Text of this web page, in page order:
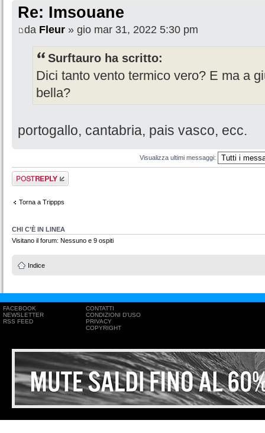
Re: Imsouane
da Fleur » gio mar 31, 2022 5:30 pm
Surftauro ha scritto:
Dici tanto vento termico vero? E ma a
bella?
portogallo, cantabria, pais vasco, ecc.
Visualizza ultimi messaggi:
Rispondi al
messaggio
Torna a Trippps
CHI C’È IN LINEA
Visitano il forum: Nessuno e 9 ospiti
Indice
FACEBOOK
NEWSLETTER
RSS FEED
CONTATTI
CONDIZIONI D'USO
PRIVACY
COPYRIGHT